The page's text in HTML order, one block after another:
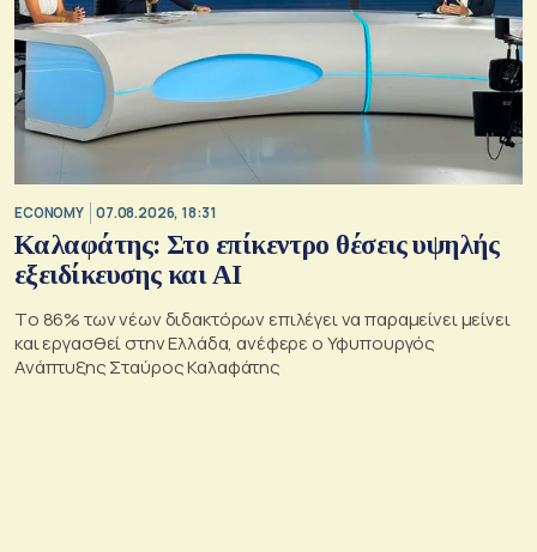
ECONOMY 07.08.2026, 18:31
Καλαφάτης: Στο επίκεντρο θέσεις υψηλής
εξειδίκευσης και AI
Tο 86% των νέων διδακτόρων επιλέγει να παραμείνει μείνει
και εργασθεί στην Ελλάδα, ανέφερε ο Υφυπουργός
Ανάπτυξης Σταύρος Καλαφάτης